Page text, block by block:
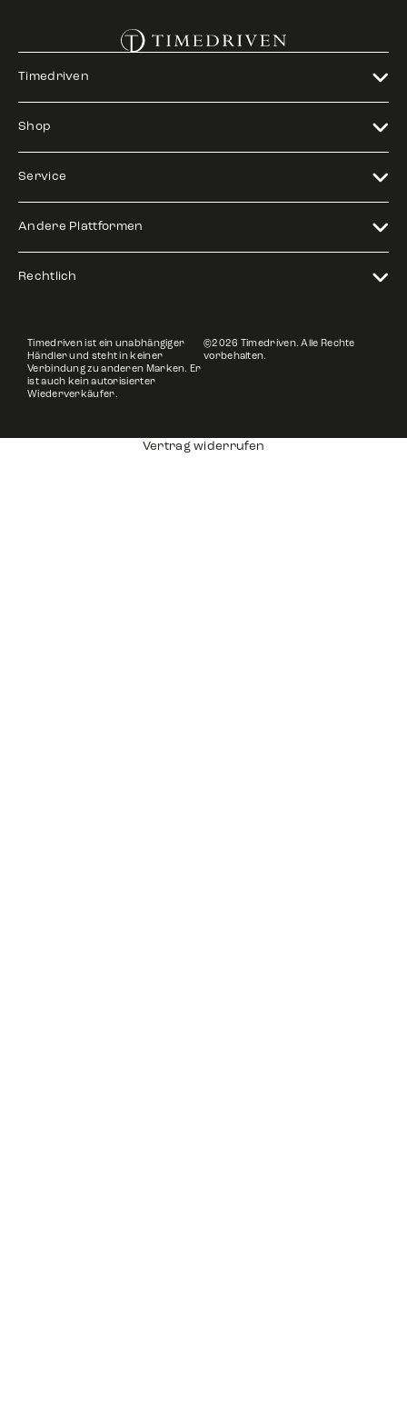
Timedriven
Shop
Service
Andere Plattformen
Rechtlich
Timedriven ist ein unabhängiger
Händler und steht in keiner
Verbindung zu anderen Marken. Er
ist auch kein autorisierter
Wiederverkäufer.
©2026 Timedriven. Alle Rechte
vorbehalten.
Vertrag widerrufen